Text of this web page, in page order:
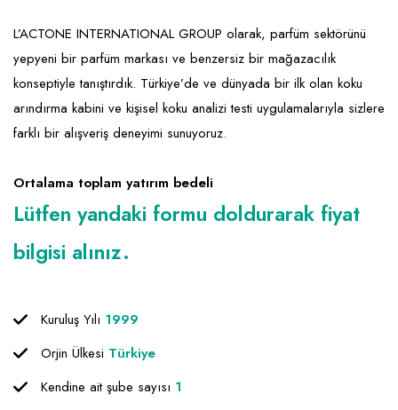
Ev Hizmetleri
Sağlık Güzellik
Turizm - Eğlence
Market FMGC - Katlı Mağaza
Mobilya ve Ev Tekstili
Oyuncak ve Hediyelik
Takı
Yapı Malzemesi - Hırdavat
Gayrimenkul
Gıda ve Sarf Malzemeleri
Güvenlik - Temizlik
Giyim - Aksesuar
Hukuk - Marka - Patent ve Tercüme
Isıtma - Soğutma ve Havalandırma
Lojistik - Kargo ve Kurye
Matbaa - Fotoğraf
Mobilya Dekorasyon
Proje - İnşaat ve Tesisat
L’ACTONE INTERNATIONAL GROUP olarak, parfüm sektörünü
yepyeni bir parfüm markası ve benzersiz bir mağazacılık
konseptiyle tanıştırdık. Türkiye’de ve dünyada bir ilk olan koku
arındırma kabini ve kişisel koku analizi testi uygulamalarıyla sizlere
farklı bir alışveriş deneyimi sunuyoruz.
Ortalama toplam yatırım bedeli
Lütfen yandaki formu doldurarak fiyat
bilgisi alınız.
Kuruluş Yılı 1999
Orjin Ülkesi Türkiye
Kendine ait şube sayısı 1